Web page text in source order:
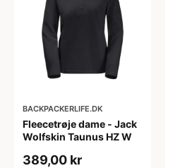
BACKPACKERLIFE.DK
Fleecetrøje dame - Jack
Wolfskin Taunus HZ W
389,00 kr